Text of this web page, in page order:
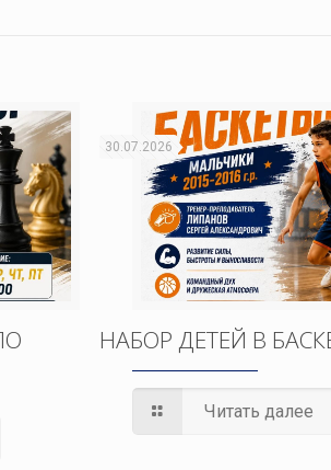
30.07.2026
НАБОР ДЕТЕЙ В
Читать далее